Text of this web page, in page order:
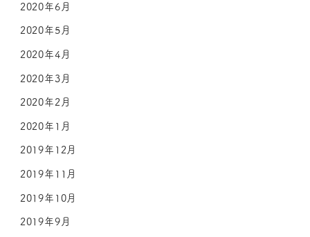
2020年6月
2020年5月
2020年4月
2020年3月
2020年2月
2020年1月
2019年12月
2019年11月
2019年10月
2019年9月